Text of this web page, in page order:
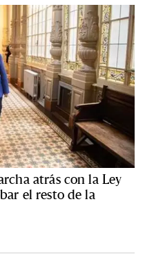
atrás con la Ley
el resto de la